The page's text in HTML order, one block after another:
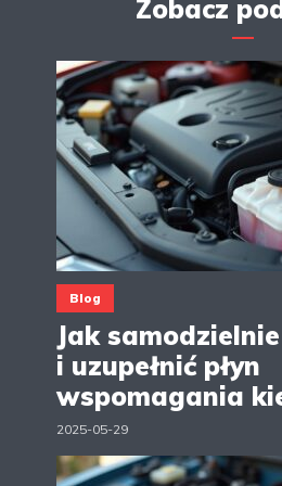
Zobacz
Blog
Jak
i uzupełnić płyn
wspomagania
2025-05-29